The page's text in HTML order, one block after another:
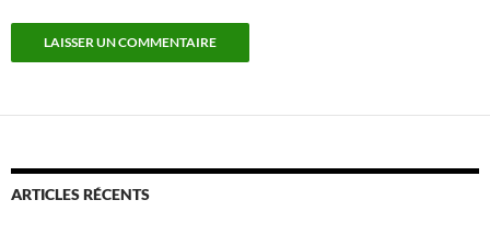
ARTICLES RÉCENTS